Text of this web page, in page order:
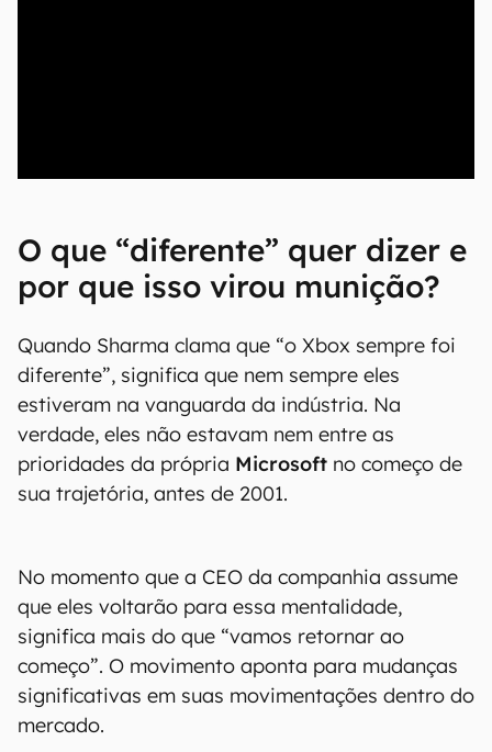
O que “diferente” quer dizer e
por que isso virou munição?
Quando Sharma clama que “o Xbox sempre foi
diferente”, significa que nem sempre eles
estiveram na vanguarda da indústria. Na
verdade, eles não estavam nem entre as
prioridades da própria Microsoft no começo de
sua trajetória, antes de 2001.
No momento que a CEO da companhia assume
que eles voltarão para essa mentalidade,
significa mais do que “vamos retornar ao
começo”. O movimento aponta para mudanças
significativas em suas movimentações dentro do
mercado.